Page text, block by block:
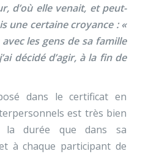
d’où elle venait, et peut-
une certaine croyance : «
les gens de sa famille
décidé d’agir, à la fin de
dans le certificat en
est très bien
la durée que dans sa
à chaque participant de